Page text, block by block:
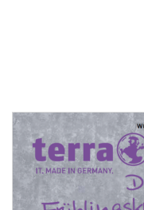
IT-Netzwerke
Service & Support